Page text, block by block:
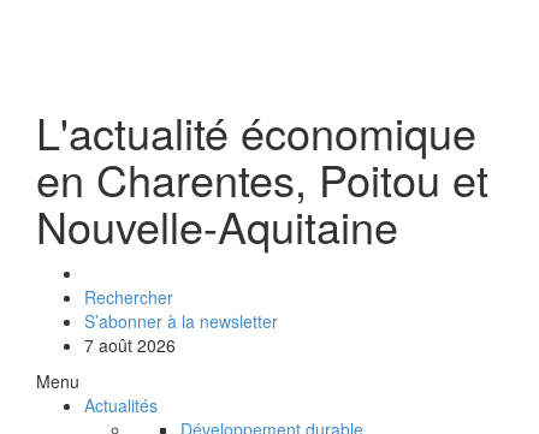
L'actualité économique
en Charentes, Poitou et
Nouvelle-Aquitaine
Rechercher
S’abonner à la newsletter
7 août 2026
Menu
Actualités
Développement durable